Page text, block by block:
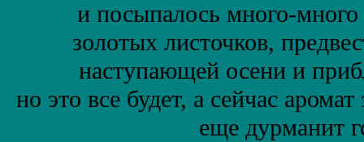
и посыпалось много-много
золотых листочков,
наступающей осени и
но это все будет, а сейчас
еще дурманит